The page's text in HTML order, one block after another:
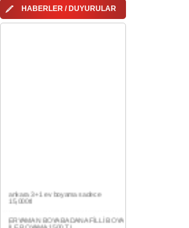
HABERLER / DUYURULAR
ERYAMAN BOYA BADANA FİLLİ BOYA
İLE BOYAMA 1500 TL
filli boya marshall boya dyo boya ile